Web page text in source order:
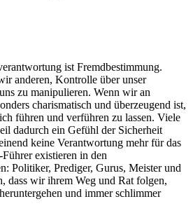
ist Fremdbestimmung.
anderen, Kontrolle über unser
zu manipulieren. Wenn wir an
charismatisch und überzeugend ist,
führen und verführen zu lassen. Viele
dadurch ein Gefühl der Sicherheit
keine Verantwortung mehr für das
existieren in den
Politiker, Prediger, Gurus, Meister und
dass wir ihrem Weg und Rat folgen,
und immer schlimmer